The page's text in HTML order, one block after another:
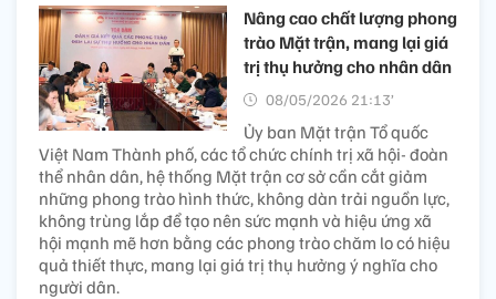
Nâng cao chất lượng phong
trào Mặt trận, mang lại giá
trị thụ hưởng cho nhân dân
08/05/2026 21:13’
Ủy ban Mặt trận Tổ quốc
Việt Nam Thành phố, các tổ chức chính trị xã hội- đoàn
thể nhân dân, hệ thống Mặt trận cơ sở cần cắt giảm
những phong trào hình thức, không dàn trải nguồn lực,
không trùng lắp để tạo nên sức mạnh và hiệu ứng xã
hội mạnh mẽ hơn bằng các phong trào chăm lo có hiệu
quả thiết thực, mang lại giá trị thụ hưởng ý nghĩa cho
người dân.